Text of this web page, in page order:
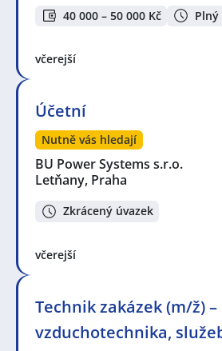
40 000 – 50 000 Kč Plný
včerejší
Účetní
Nutně vás hledají
BU Power Systems s.r.o.
Letňany, Praha
Zkrácený úvazek
včerejší
Technik zakázek (m/ž) –
vzduchotechnika,